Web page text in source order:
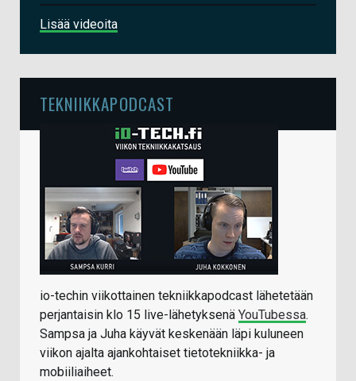
Lisää videoita
TEKNIIKKAPODCAST
io-techin viikottainen tekniikkapodcast lähetetään
perjantaisin klo 15 live-lähetyksenä YouTubessa.
Sampsa ja Juha käyvät keskenään läpi kuluneen
viikon ajalta ajankohtaiset tietotekniikka- ja
mobiiliaiheet.